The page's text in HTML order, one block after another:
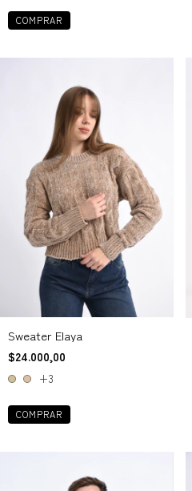
COMPRAR
Sweater Elaya
$24.000,00
+3
COMPRAR